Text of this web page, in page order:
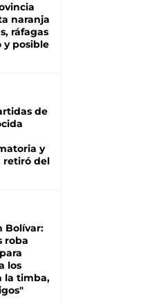
naranja
ráfagas
y posible
de
y
retiró del
Bolívar:
roba
los
la timba,